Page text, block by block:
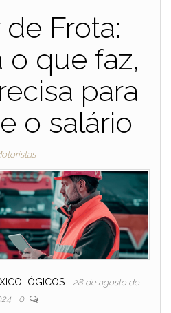
Frota:
o que faz,
para
o salário
28 de agosto de
0